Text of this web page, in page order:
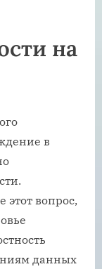
на
в
вопрос,
данных